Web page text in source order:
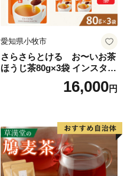
愛知県小牧市
さらさらとける お〜いお茶
ほうじ茶80g×3袋 インスタン
トほうじ茶 粉末ほうじ茶 粉
末茶 おーいお茶 粉末緑茶
16,000円